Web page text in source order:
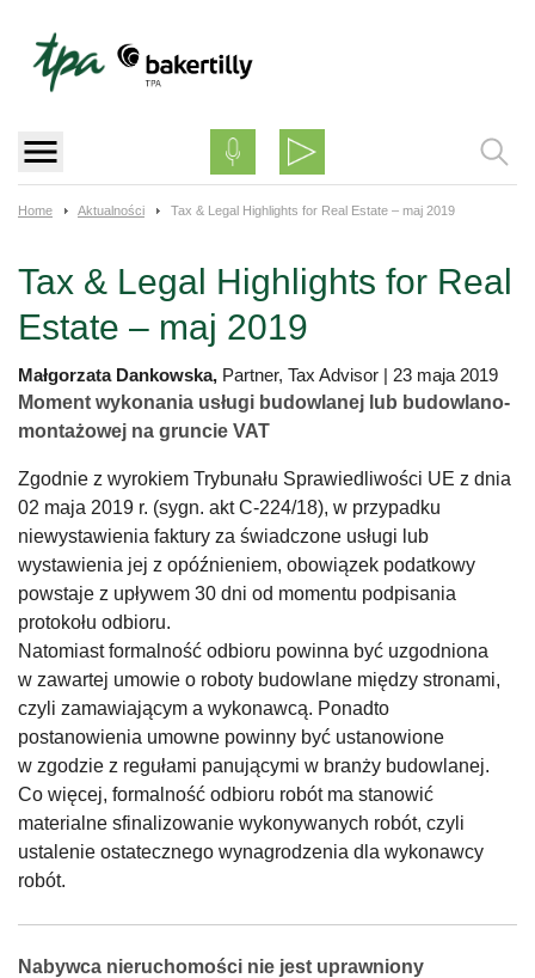
content
Home Aktualności Tax & Legal Highlights for Real Estate – maj 2019
Tax & Legal Highlights for Real
Estate – maj 2019
Małgorzata Dankowska, Partner, Tax Advisor | 23 maja 2019
Moment wykonania usługi budowlanej lub budowlano-
montażowej na gruncie VAT
Zgodnie z wyrokiem Trybunału Sprawiedliwości UE z dnia
02 maja 2019 r. (sygn. akt C-224/18), w przypadku
niewystawienia faktury za świadczone usługi lub
wystawienia jej z opóźnieniem, obowiązek podatkowy
powstaje z upływem 30 dni od momentu podpisania
protokołu odbioru.
Natomiast formalność odbioru powinna być uzgodniona
w zawartej umowie o roboty budowlane między stronami,
czyli zamawiającym a wykonawcą. Ponadto
postanowienia umowne powinny być ustanowione
w zgodzie z regułami panującymi w branży budowlanej.
Co więcej, formalność odbioru robót ma stanowić
materialne sfinalizowanie wykonywanych robót, czyli
ustalenie ostatecznego wynagrodzenia dla wykonawcy
robót.
Nabywca nieruchomości nie jest uprawniony